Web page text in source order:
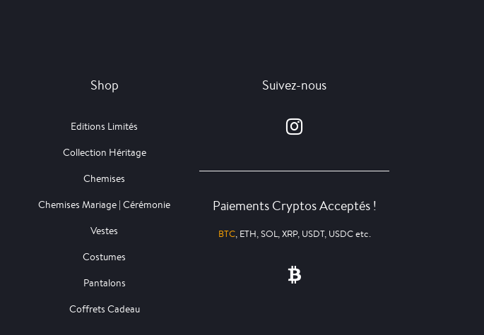
Shop
Editions Limités
Collection Héritage
Chemises
Chemises Mariage | Cérémonie
Vestes
Costumes
Pantalons
Coffrets Cadeau
Suivez-nous
Paiements Cryptos Acceptés !
BTC, ETH, SOL, XRP, USDT, USDC etc.